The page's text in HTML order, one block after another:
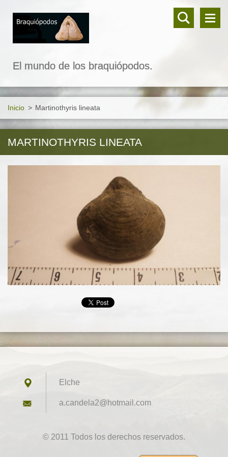
El mundo de los braquiópodos.
Inicio > Martinothyris lineata
MARTINOTHYRIS LINEATA
Elche
a.candel a2@hotmail.com
© 2011 Todos los derechos reservados.